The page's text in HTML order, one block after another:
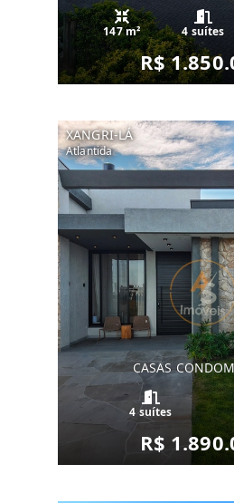
147 m² 4 suítes
R$
XANGRI-LÁ
Atlantida
CASAS
4 suítes
R$